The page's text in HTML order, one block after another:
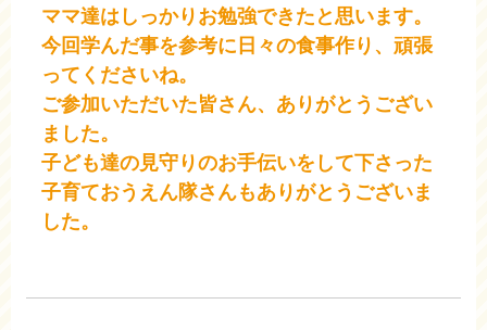
ママ達はしっかりお勉強できたと思います。
今回学んだ事を参考に日々の食事作り、頑張
ってくださいね。
ご参加いただいた皆さん、ありがとうござい
ました。
子ども達の見守りのお手伝いをして下さった
子育ておうえん隊さんもありがとうございま
した。